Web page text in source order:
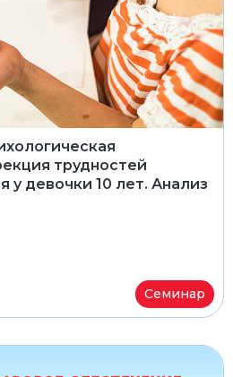
трудностей
у девочки 10 лет. Анализ
Семинар